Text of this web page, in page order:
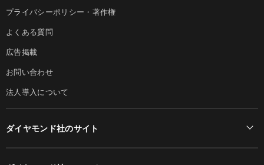
プライバシーポリシー・著作権
よくある質問
広告掲載
お問い合わせ
法人導入について
ダイヤモンド社のサイト